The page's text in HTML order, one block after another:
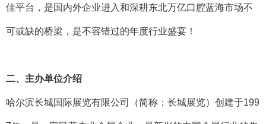
佳平台，是国内外企业进入和深耕东北万亿口腔蓝海市场不
可或缺的桥梁，是不容错过的年度行业盛宴！
二、主办单位介绍
哈尔滨长城国际展览有限公司（简称：长城展览）创建于199